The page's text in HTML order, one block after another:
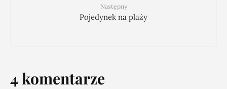
Następny
Pojedynek na plaży
4 komentarze